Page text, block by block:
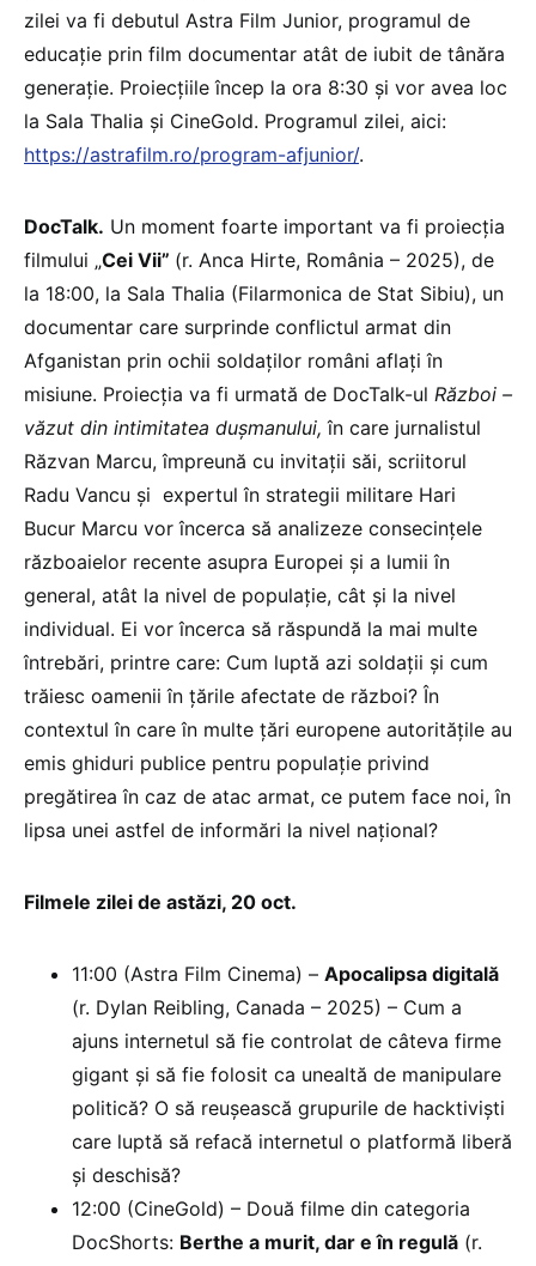
zilei va fi debutul Astra Film Junior, programul de
educație prin film documentar atât de iubit de tânăra
generație. Proiecțiile încep la ora 8:30 și vor avea loc
la Sala Thalia și CineGold. Programul zilei, aici:
https://astrafilm.ro/program-afjunior/.
DocTalk. Un moment foarte important va fi proiecția
filmului „Cei Vii” (r. Anca Hirte, România – 2025), de
la 18:00, la Sala Thalia (Filarmonica de Stat Sibiu), un
documentar care surprinde conflictul armat din
Afganistan prin ochii soldaților români aflați în
misiune. Proiecția va fi urmată de DocTalk-ul Război –
văzut din intimitatea dușmanului,în care jurnalistul
Răzvan Marcu, împreună cu invitații săi, scriitorul
Radu Vancu și expertul în strategii militare Hari
Bucur Marcu vor încerca să analizeze consecințele
războaielor recente asupra Europei și a lumii în
general, atât la nivel de populație, cât și la nivel
individual. Ei vor încerca să răspundă la mai multe
întrebări, printre care: Cum luptă azi soldații și cum
trăiesc oamenii în țările afectate de război? În
contextul în care în multe țări europene autoritățile au
emis ghiduri publice pentru populație privind
pregătirea în caz de atac armat, ce putem face noi, în
lipsa unei astfel de informări la nivel național?
Filmele zilei de astăzi, 20 oct.
11:00 (Astra Film Cinema) – Apocalipsa digitală
(r. Dylan Reibling, Canada – 2025) – Cum a
ajuns internetul să fie controlat de câteva firme
gigant și să fie folosit ca unealtă de manipulare
politică? O să reușească grupurile de hacktiviști
care luptă să refacă internetul o platformă liberă
și deschisă?
12:00 (CineGold) – Două filme din categoria
DocShorts: Berthe a murit, dar e în regulă (r.